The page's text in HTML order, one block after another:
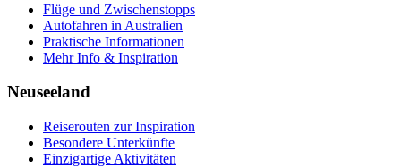
Flüge und Zwischenstopps
Autofahren in Australien
Praktische Informationen
Mehr Info & Inspiration
Neuseeland
Reiserouten zur Inspiration
Besondere Unterkünfte
Einzigartige Aktivitäten